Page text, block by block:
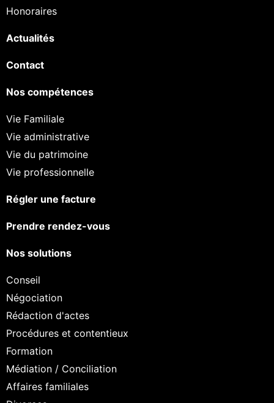
Honoraires
Actualités
Contact
Nos compétences
Vie Familiale
Vie administrative
Vie du patrimoine
Vie professionnelle
Régler une facture
Prendre rendez-vous
Nos solutions
Conseil
Négociation
Rédaction d'actes
Procédures et contentieux
Formation
Médiation / Conciliation
Affaires familiales